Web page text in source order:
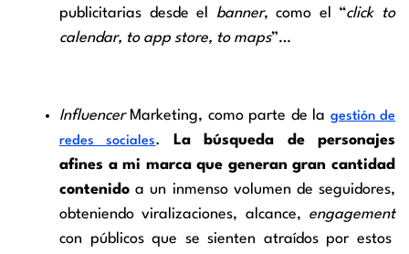
publicitarias desde el banner, como el “click to
calendar, to app store, to maps”…
InfluencerMarketing, como parte de la gestión de
redes sociales.
La búsqueda de personajes
afines a mi marca que generan gran cantidad
contenido a un inmenso volumen de seguidores,
obteniendo viralizaciones, alcance, engagement
con públicos que se sienten atraídos por estos